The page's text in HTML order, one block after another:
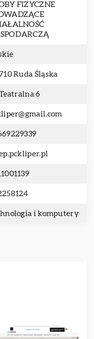
FIZYCZNE
Ruda Śląska
6
i komputery